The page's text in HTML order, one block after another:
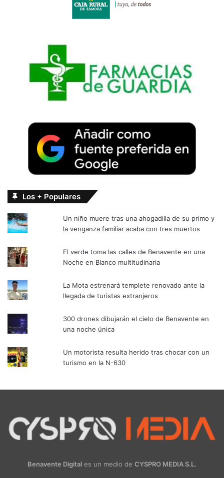
Los + Populares
Un niño muere tras una ahogadilla de su primo y
la venganza familiar acaba con tres muertos
El verde toma las calles de Benavente en una
Noche en Blanco multitudinaria
La Mota estrenará templete renovado ante la
llegada de turistas extranjeros
300 drones dibujarán el cielo de Benavente en
una noche única
Un motorista resulta herido tras chocar con un
turismo en la N-630
Benavente Digital es un medio de CYSPRO MEDIA S.L.